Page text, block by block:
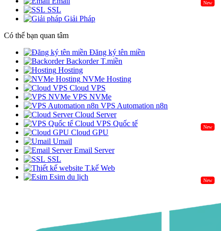
New
SSL
Giải Pháp
Có thể bạn quan tâm
Đăng ký tên miền
Backorder T.miền
Hosting
NVMe Hosting
Cloud VPS
VPS NVMe
VPS Automation n8n
Cloud Server
Cloud VPS Quốc tế
New
Cloud GPU
Umail
Email Server
SSL
T.kế Web
Esim du lịch
New